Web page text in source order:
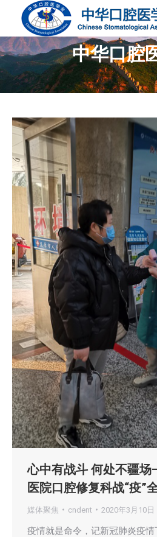
中华口腔
您在这里
心中有战斗 何处不疆
医院口腔修复科战“疫”
媒体聚焦 cndent 2020年3月10日
疫情就是命令，记新冠肺炎疫